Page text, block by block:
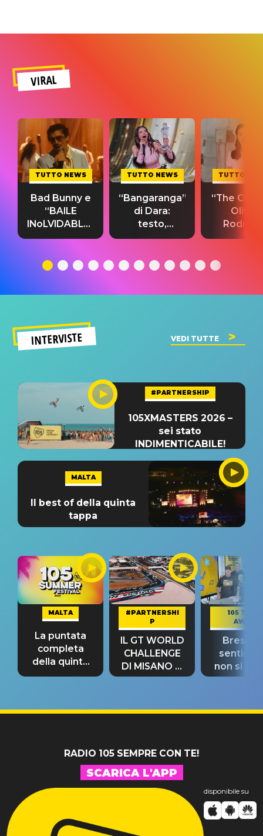
VIRAL
TUTTO NEWS
Bad Bunny e
“BAILE
INoLVIDABLE”:
testo,
significato
TUTTO NEWS
“Bangaranga”
di Dara:
testo,
traduzione e
del singolo
TUTTO
“The
Olivia
testo,
INTERVISTE VEDI TUTTE
#PARTNERSHIP
105XMASTERS 2026 –
sei stato
INDIMENTICABILE!
MALTA
Il best of della quinta
tappa
MALTA
La puntata
completa
della quinta
tappa
#PARTNERSHI
P
IL GT WORLD
CHALLENGE
DI MISANO si
riconferma
105 TAKE
AWAY
Bresh:
non si
fino alla
RADIO 105 SEMPRE CON TE!
SCARICA L'APP
disponibile su